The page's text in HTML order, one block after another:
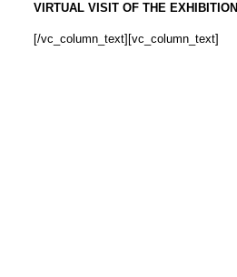
VIRTUAL VISIT OF THE EXHIBITION
[/vc_column_text][vc_column_text]